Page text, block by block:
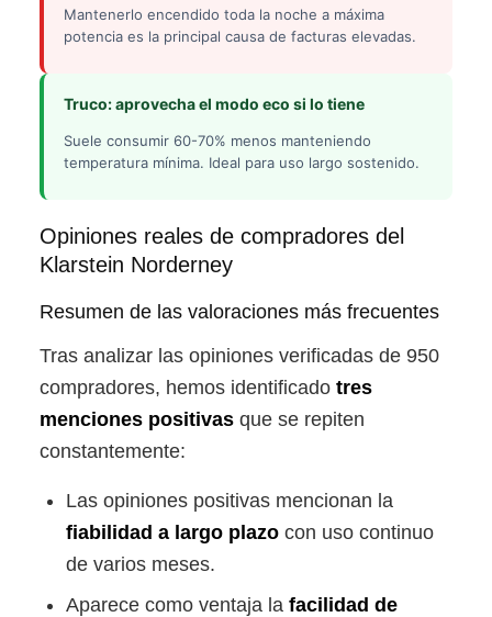
Mantenerlo encendido toda la noche a máxima
potencia es la principal causa de facturas elevadas.
Truco: aprovecha el modo eco si lo tiene
Suele consumir 60-70% menos manteniendo
temperatura mínima. Ideal para uso largo sostenido.
Opiniones reales de compradores del
Klarstein Norderney
Resumen de las valoraciones más frecuentes
Tras analizar las opiniones verificadas de 950
compradores, hemos identificado tres
menciones positivasque se repiten
constantemente:
Las opiniones positivas mencionan la
fiabilidad a largo plazocon uso continuo
de varios meses.
Aparece como ventaja la facilidad de